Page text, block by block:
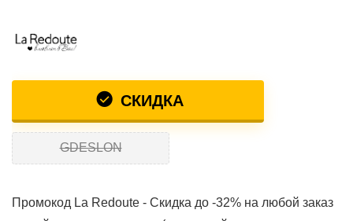
СКИДКА
GDESLON
Промокод La Redoute - Скидка до -32% на любой заказ